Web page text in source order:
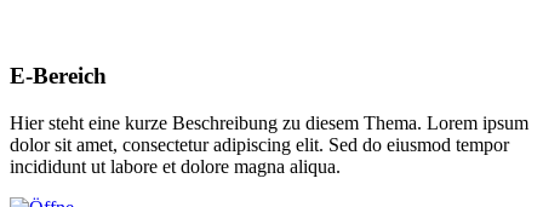
E-Bereich
Hier steht eine kurze Beschreibung zu diesem Thema. Lorem ipsum
dolor sit amet, consectetur adipiscing elit. Sed do eiusmod tempor
incididunt ut labore et dolore magna aliqua.